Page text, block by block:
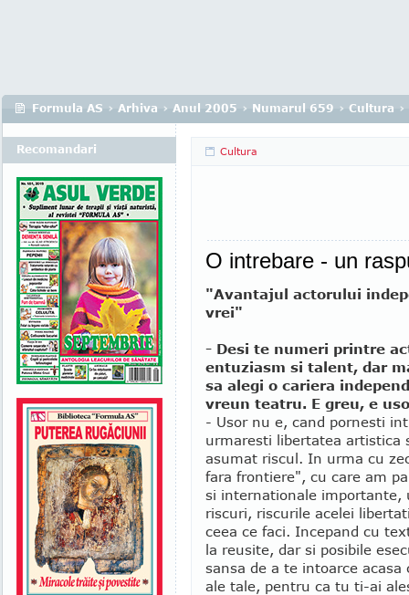
Formula AS › Arhiva › Anul 2005 › Numarul 659 › Cultura
Cultura
O intrebare - un
"Avantajul actorului
vrei"
- Desi te numeri printre
entuziasm si talent, dar
sa alegi o cariera
vreun teatru. E greu, e
- Usor nu e, cand pornesti
urmaresti libertatea artistica
asumat riscul. In urma cu
fara frontiere", cu care am
si internationale importante,
riscuri, riscurile acelei
ceea ce faci. Incepand cu
la reusite, dar si posibile
sansa de a te intoarce
ale tale, pentru ca tu ti-ai
Recomandari